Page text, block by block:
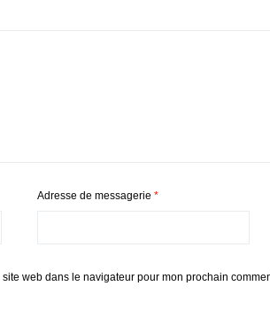
Adresse de messagerie *
web dans le navigateur pour mon prochain